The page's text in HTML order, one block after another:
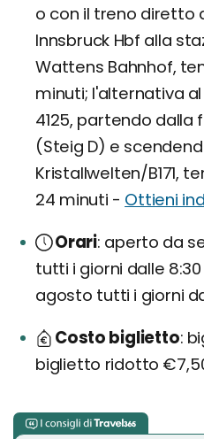
o con il treno diretto
Innsbruck Hbf alla
Wattens Bahnhof,
minuti; l'alternativa
4125, partendo dalla
(Steig D) e
Kristallwelten/B171,
24 minuti - Ottieni
Orari aperto da
tutti i giorni dalle 8:30
agosto tutti i giorni
Costo biglietto
biglietto ridotto